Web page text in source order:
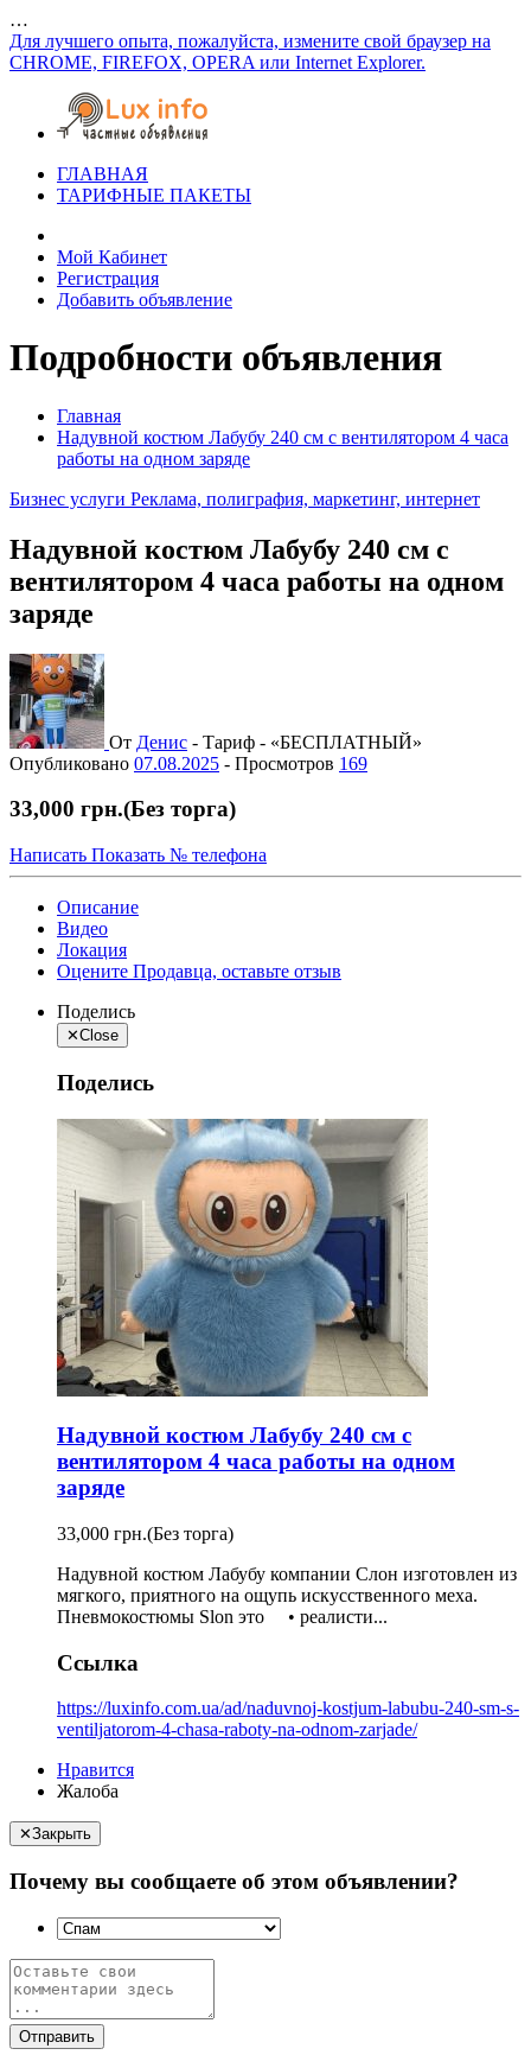
…
Для лучшего опыта, пожалуйста, измените свой браузер на
CHROME, FIREFOX, OPERA или Internet Explorer.
ГЛАВНАЯ
ТАРИФНЫЕ ПАКЕТЫ
Мой Кабинет
Регистрация
Добавить объявление
Подробности объявления
Главная
Надувной костюм Лабубу 240 см с вентилятором 4 часа
работы на одном заряде
Бизнес услуги Реклама, полиграфия, маркетинг, интернет
Надувной костюм Лабубу 240 см с
вентилятором 4 часа работы на одном
заряде
От Денис - Тариф - «БЕСПЛАТНЫЙ»
Опубликовано 07.08.2025 - Просмотров 169
33,000 грн.(Без торга)
Написать Показать № телефона
Описание
Видео
Локация
Оцените Продавца, оставьте отзыв
Поделись
✕Close
Поделись
Надувной костюм Лабубу 240 см с
вентилятором 4 часа работы на одном
заряде
33,000 грн.(Без торга)
Надувной костюм Лабубу компании Слон изготовлен из
мягкого, приятного на ощупь искусственного меха.
Пневмокостюмы Slon это • реалисти...
Ссылка
https://luxinfo.com.ua/ad/naduvnoj-kostjum-labubu-240-sm-s-
ventiljatorom-4-chasa-raboty-na-odnom-zarjade/
Нравится
Жалоба
✕Закрыть
Почему вы сообщаете об этом объявлении?
Отправить